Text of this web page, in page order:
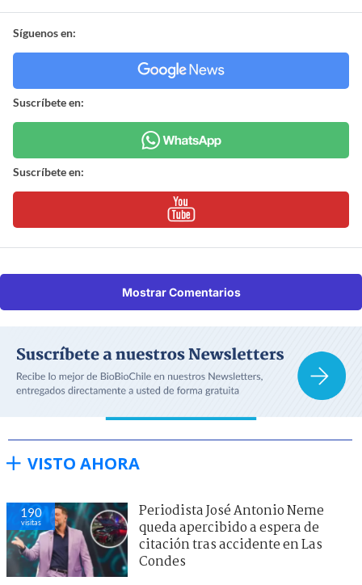
Síguenos en:
Suscríbete en:
Suscríbete en:
Mostrar Comentarios
VISTO AHORA
190
visitas
Periodista José Antonio Neme
queda apercibido a espera de
citación tras accidente en Las
Condes